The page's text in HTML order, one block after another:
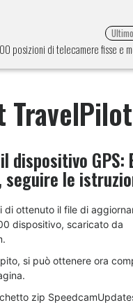
posizioni di telecamere fisse e
dispositivo GPS:
le
di ottenuto il file di
dispositivo, scaricato da
si può ottenere ora
zip